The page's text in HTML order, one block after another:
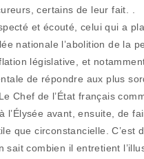
certains de leur fait. .
et écouté, celui qui a
nationale l’abolition de la
législative, et
de répondre aux plus
Chef de l’État français
l’Élysée avant, ensuite, de
que circonstancielle. C’est
sait combien il entretient